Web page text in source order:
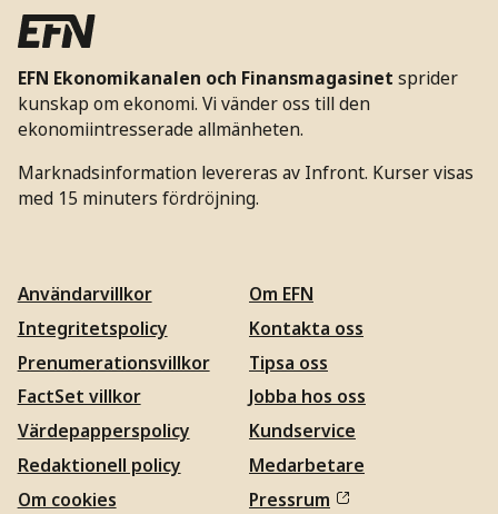
EFN Ekonomikanalen och Finansmagasinet sprider
kunskap om ekonomi. Vi vänder oss till den
ekonomiintresserade allmänheten.
Marknadsinformation levereras av Infront. Kurser visas
med 15 minuters fördröjning.
Användarvillkor
Integritetspolicy
Prenumerationsvillkor
FactSet villkor
Värdepapperspolicy
Redaktionell policy
Om cookies
Om EFN
Kontakta oss
Tipsa oss
Jobba hos oss
Kundservice
Medarbetare
Pressrum